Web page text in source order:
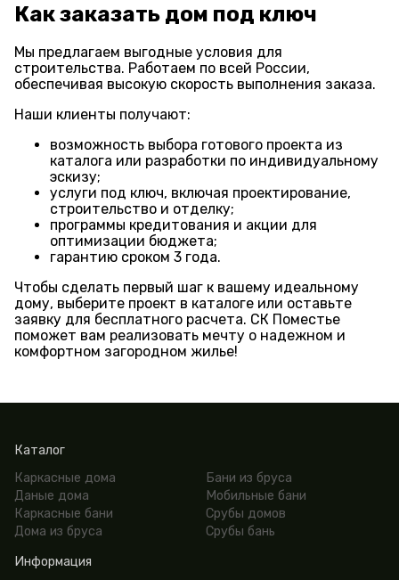
Как заказать дом под ключ
Мы предлагаем выгодные условия для
строительства. Работаем по всей России,
обеспечивая высокую скорость выполнения заказа.
Наши клиенты получают:
возможность выбора готового проекта из
каталога или разработки по индивидуальному
эскизу;
услуги под ключ, включая проектирование,
строительство и отделку;
программы кредитования и акции для
оптимизации бюджета;
гарантию сроком 3 года.
Чтобы сделать первый шаг к вашему идеальному
дому, выберите проект в каталоге или оставьте
заявку для бесплатного расчета. СК Поместье
поможет вам реализовать мечту о надежном и
комфортном загородном жилье!
Каталог
Каркасные дома
Даные дома
Каркасные бани
Дома из бруса
Бани из бруса
Мобильные бани
Срубы домов
Срубы бань
Информация